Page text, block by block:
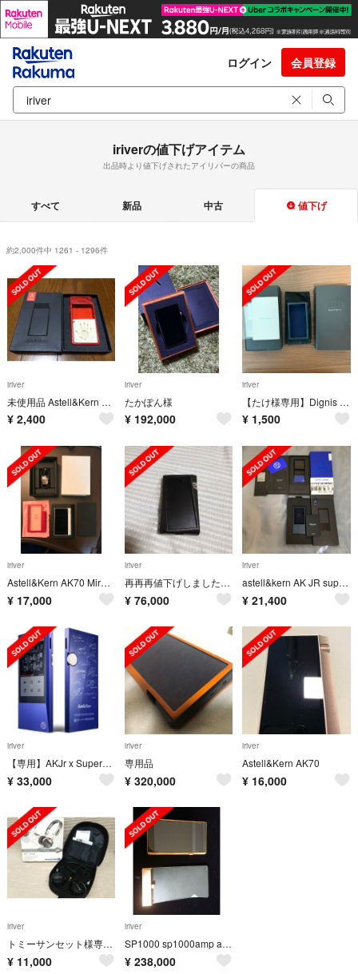
ログイン 会員登録
iriverの値下げアイテム
出品時より値下げされたアイリバーの商品
すべて 新品 中古 値下げ
約2,000件中 1261 - 1296件
iriver
未使用品 Astell&Kern AK120ⅱ 純正ケース
¥ 2,400
iriver
たかぽん様
¥ 192,000
iriver
【たけ様専用】Dignis SR15 ケース Deep Blue
¥ 1,500
iriver
Astell&Kern AK70 Mirage White レザーケース付き
¥ 17,000
iriver
再再再値下げしましたAstell&Kern SR25
¥ 76,000
iriver
astell&kern AK JR super junior IREVER
¥ 21,400
iriver
【専用】AKJr x SuperJunior
¥ 33,000
iriver
専用品
¥ 320,000
iriver
Astell&Kern AK70
¥ 16,000
iriver
トミーサンセット様専用 beyerdynamic DT1350
¥ 11,000
iriver
SP1000 sp1000amp ak ripper mk2セット
¥ 238,000